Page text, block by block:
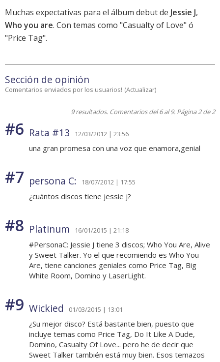
Muchas expectativas para el álbum debut de Jessie J,
Who you are. Con temas como "Casualty of Love" ó
"Price Tag".
Sección de opinión
Comentarios enviados por los usuarios! (Actualizar)
9 resultados. Comentarios del 6 al 9. Página 2 de 2
#6 Rata #13 12/03/2012 | 23:56
una gran promesa con una voz que enamora,genial
#7 persona C: 18/07/2012 | 17:55
¿cuántos discos tiene jessie j?
#8 Platinum 16/01/2015 | 21:18
#PersonaC: Jessie J tiene 3 discos; Who You Are, Alive
y Sweet Talker. Yo el que recomiendo es Who You
Are, tiene canciones geniales como Price Tag, Big
White Room, Domino y LaserLight.
#9 Wickied 01/03/2015 | 13:01
¿Su mejor disco? Está bastante bien, puesto que
incluye temas como Price Tag, Do It Like A Dude,
Domino, Casualty Of Love... pero he de decir que
Sweet Talker también está muy bien. Esos temazos